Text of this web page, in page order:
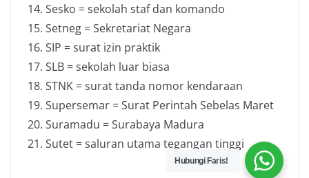
Sesko = sekolah staf dan komando
Setneg = Sekretariat Negara
SIP = surat izin praktik
SLB = sekolah luar biasa
STNK = surat tanda nomor kendaraan
Supersemar = Surat Perintah Sebelas Maret
Suramadu = Surabaya Madura
Sutet = saluran utama tegangan tinggi
Hubungi Faris!